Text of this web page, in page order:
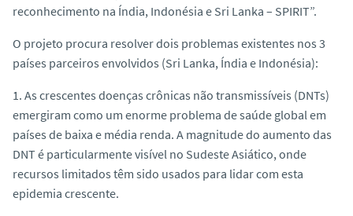
reconhecimento na Índia, Indonésia e Sri Lanka – SPIRIT”.
O projeto procura resolver dois problemas existentes nos 3
países parceiros envolvidos (Sri Lanka, Índia e Indonésia):
1. As crescentes doenças crônicas não transmissíveis (DNTs)
emergiram como um enorme problema de saúde global em
países de baixa e média renda. A magnitude do aumento das
DNT é particularmente visível no Sudeste Asiático, onde
recursos limitados têm sido usados para lidar com esta
epidemia crescente.